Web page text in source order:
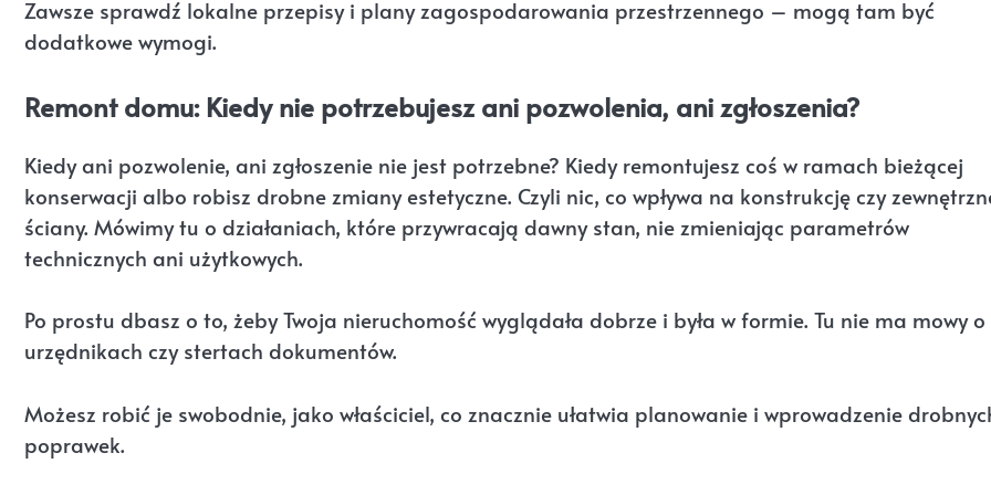
Zawsze sprawdź lokalne przepisy i plany zagospodarowania przestrzennego – mogą tam być
dodatkowe wymogi.
Remont domu: Kiedy nie potrzebujesz ani pozwolenia, ani zgłoszenia?
Kiedy ani pozwolenie, ani zgłoszenie nie jest potrzebne? Kiedy remontujesz coś w ramach bieżącej
konserwacji albo robisz drobne zmiany estetyczne. Czyli nic, co wpływa na konstrukcję czy
ściany. Mówimy tu o działaniach, które przywracają dawny stan, nie zmieniając parametrów
technicznych ani użytkowych.
Po prostu dbasz o to, żeby Twoja nieruchomość wyglądała dobrze i była w formie. Tu nie ma mowy o
urzędnikach czy stertach dokumentów.
Możesz robić je swobodnie, jako właściciel, co znacznie ułatwia planowanie i wprowadzenie
poprawek.